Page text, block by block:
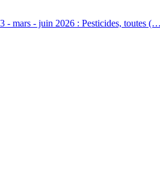
- mars - juin 2026 : Pesticides, toutes